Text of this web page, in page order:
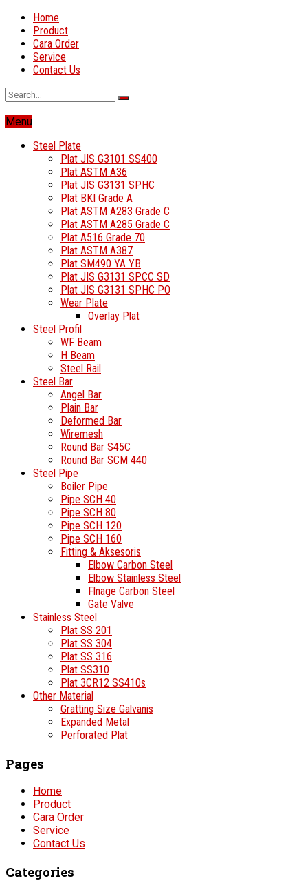
Home
Product
Cara Order
Service
Contact Us
Menu
Steel Plate
Plat JIS G3101 SS400
Plat ASTM A36
Plat JIS G3131 SPHC
Plat BKI Grade A
Plat ASTM A283 Grade C
Plat ASTM A285 Grade C
Plat A516 Grade 70
Plat ASTM A387
Plat SM490 YA YB
Plat JIS G3131 SPCC SD
Plat JIS G3131 SPHC PO
Wear Plate
Overlay Plat
Steel Profil
WF Beam
H Beam
Steel Rail
Steel Bar
Angel Bar
Plain Bar
Deformed Bar
Wiremesh
Round Bar S45C
Round Bar SCM 440
Steel Pipe
Boiler Pipe
Pipe SCH 40
Pipe SCH 80
Pipe SCH 120
Pipe SCH 160
Fitting & Aksesoris
Elbow Carbon Steel
Elbow Stainless Steel
Flnage Carbon Steel
Gate Valve
Stainless Steel
Plat SS 201
Plat SS 304
Plat SS 316
Plat SS310
Plat 3CR12 SS410s
Other Material
Gratting Size Galvanis
Expanded Metal
Perforated Plat
Pages
Home
Product
Cara Order
Service
Contact Us
Categories